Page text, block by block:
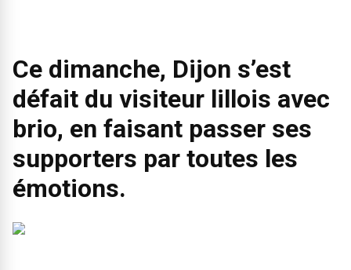
Ce dimanche, Dijon s’est
défait du visiteur lillois avec
brio, en faisant passer ses
supporters par toutes les
émotions.